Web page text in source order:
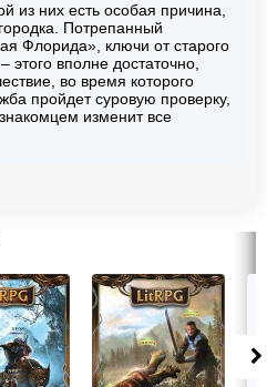
из них есть особая причина,
Потрепанный
Флорида», ключи от старого
этого вполне достаточно,
во время которого
пройдет суровую проверку,
изменит все